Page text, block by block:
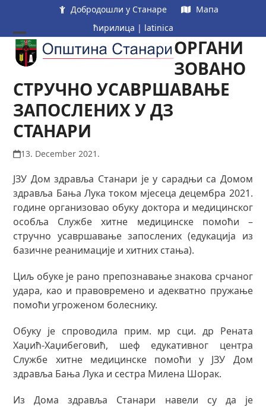
content
Добродошли у Станаре
Мапа
ћирилица | latinica
Open
mobile
menu
Close
mobile
menu
ОРГАНИ
ЗОВАНО
СТРУЧНО УСАВРШАВАЊЕ
ЗАПОСЛЕНИХ У ДЗ
СТАНАРИ
13. December 2021.
ЈЗУ Дом здравља Станари је у сарадњи са Домом
здравља Бања Лука током мјесеца децембра 2021.
године организовао обуку доктора и медицинског
особља Службе хитне медицинске помоћи –
стручно усавршавање запослених (едукација из
базичне реанимације и хитних стања).
Циљ обуке је рано препознавање знакова срчаног
удара, као и правовремено и адекватно пружање
помоћи угроженом болеснику.
Обуку је спроводила прим. мр сци. др Рената
Хаџић-Хаџибеговић, шеф едукативног центра
Службе хитне медицинске помоћи у ЈЗУ Дом
здравља Бања Лука и сестра Милена Шорак.
Из Дома здравља Станари навели су да је